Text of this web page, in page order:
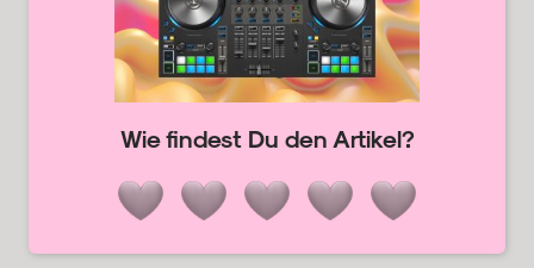
Wie findest Du den Artikel?